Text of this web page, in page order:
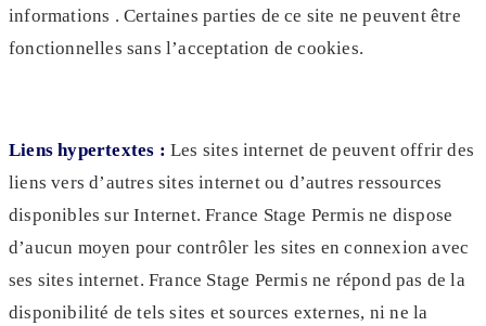
informations . Certaines parties de ce site ne peuvent être
fonctionnelles sans l’acceptation de cookies.
Liens hypertextes : Les sites internet de peuvent offrir des
liens vers d’autres sites internet ou d’autres ressources
disponibles sur Internet. France Stage Permis ne dispose
d’aucun moyen pour contrôler les sites en connexion avec
ses sites internet. France Stage Permis ne répond pas de la
disponibilité de tels sites et sources externes, ni ne la